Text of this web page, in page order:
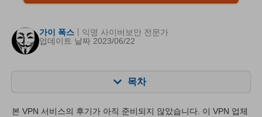
가이 폭스
업데이트 날짜 2023/06/22
익명 사이버보안 전문가
목차
본 VPN 서비스의 후기가 아직 준비되지 않았습니다. 이 VPN 업체